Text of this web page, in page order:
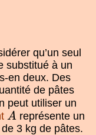
qu’un seul
substitué à un
en deux. Des
de pâtes
peut utiliser un
A
A représente un
3 kg de pâtes.